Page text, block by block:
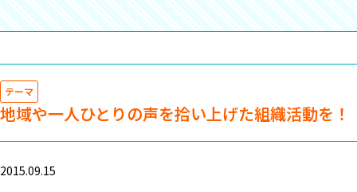
テーマ
地域や一人ひとりの声を拾い上げた組織活動を！
2015.09.15